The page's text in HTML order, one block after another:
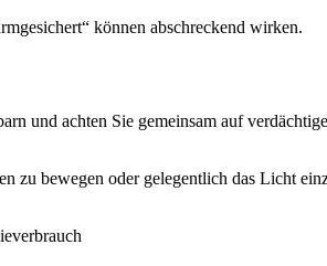
können abschreckend wirken.
und achten Sie gemeinsam auf
zu bewegen oder gelegentlich das Licht